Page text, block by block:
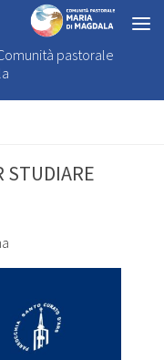
pastorale
STUDIARE